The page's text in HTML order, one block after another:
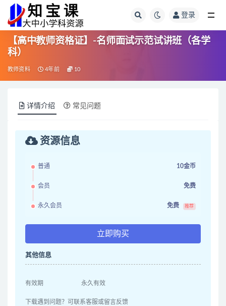
登录
【高中教师资格证】-名师面试示范试讲班（各学
科）
教师资料 4年前 10
详情介绍 常见问题
资源信息
普通 10金币
会员 免费
永久会员 免费 推荐
立即购买
其他信息
有效期 永久有效
下载遇到问题？可联系客服或留言反馈
全部